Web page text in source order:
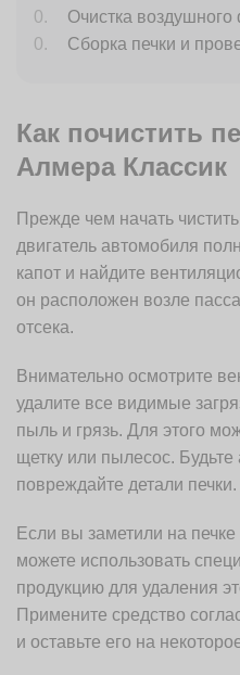
Очистка воздушного
Сборка печки и
Как почистить
Алмера Классик
Прежде чем начать чистить
двигатель автомобиля
капот и найдите
он расположен возле
отсека.
Внимательно осмотрите
удалите все видимые
пыль и грязь. Для этого
щетку или пылесос. Будьте
повреждайте детали печки.
Если вы заметили на
можете использовать
продукцию для удаления
Примените средство
и оставьте его на